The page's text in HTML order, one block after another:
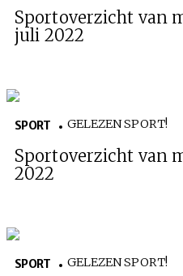
Sportoverzicht van
juli 2022
SPORT GELEZEN SPORT!
Sportoverzicht van
2022
SPORT GELEZEN SPORT!